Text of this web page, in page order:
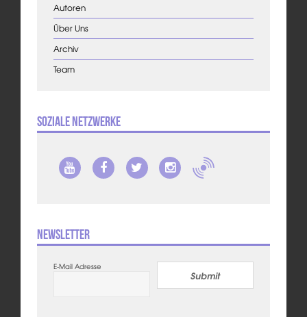
Autoren
Über Uns
Archiv
Team
Soziale Netzwerke
Newsletter
E-Mail Adresse
Submit